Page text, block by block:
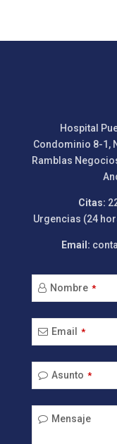
Hospital
Condominio 8-1,
Ramblas
Citas:
Urgencias (24
Email:
Nombre *
Email *
Business
Asunto *
Mensaje